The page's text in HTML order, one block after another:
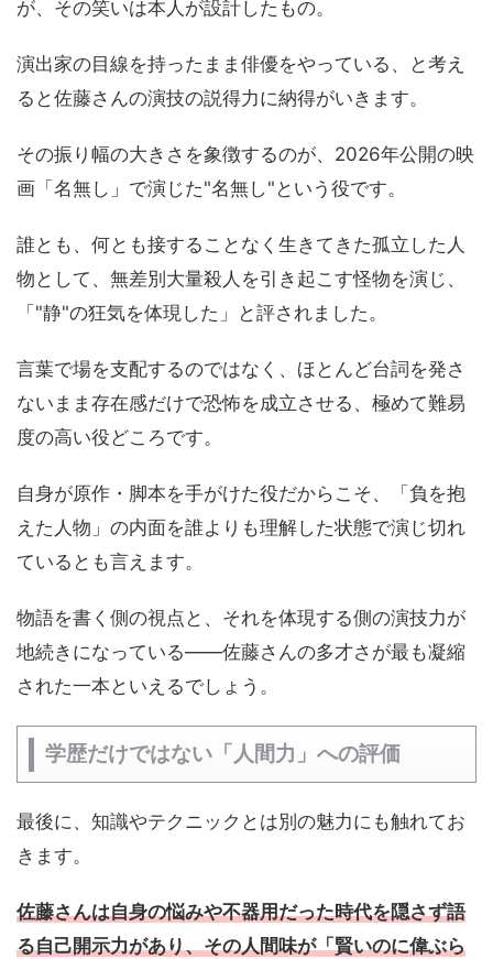
が、その笑いは本人が設計したもの。
演出家の目線を持ったまま俳優をやっている、と考え
ると佐藤さんの演技の説得力に納得がいきます。
その振り幅の大きさを象徴するのが、2026年公開の映
画「名無し」で演じた"名無し"という役です。
誰とも、何とも接することなく生きてきた孤立した人
物として、無差別大量殺人を引き起こす怪物を演じ、
「"静"の狂気を体現した」と評されました。
言葉で場を支配するのではなく、ほとんど台詞を発さ
ないまま存在感だけで恐怖を成立させる、極めて難易
度の高い役どころです。
自身が原作・脚本を手がけた役だからこそ、「負を抱
えた人物」の内面を誰よりも理解した状態で演じ切れ
ているとも言えます。
物語を書く側の視点と、それを体現する側の演技力が
地続きになっている——佐藤さんの多才さが最も凝縮
された一本といえるでしょう。
学歴だけではない「人間力」への評価
最後に、知識やテクニックとは別の魅力にも触れてお
きます。
佐藤さんは自身の悩みや不器用だった時代を隠さず語
る自己開示力があり、その人間味が「賢いのに偉ぶら